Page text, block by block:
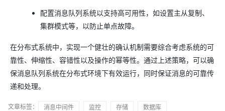
配置消息队列系统以支持高可用性，如设置主从复制、
集群模式等，以防止单点故障。
在分布式系统中，实现一个健壮的确认机制需要综合考虑系统的可
靠性、伸缩性、容错性以及操作的幂等性。通过上述策略，可以确
保消息队列系统在分布式环境下有效运行，同时保证消息的可靠传
递和处理。
文章标签： 消息中间件 监控 存储 数据库